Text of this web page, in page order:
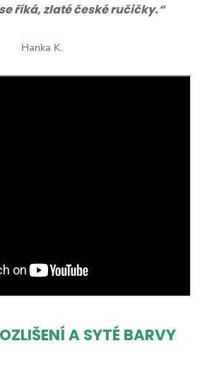
říká, zlaté české ručičky.“
Hanka K.
A SYTÉ BARVY